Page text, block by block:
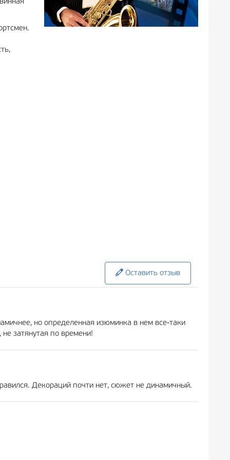
Оставить отзыв
но определенная изюминка в нем все-таки
затянутая по времени!
Декораций почти нет, сюжет не динамичный.